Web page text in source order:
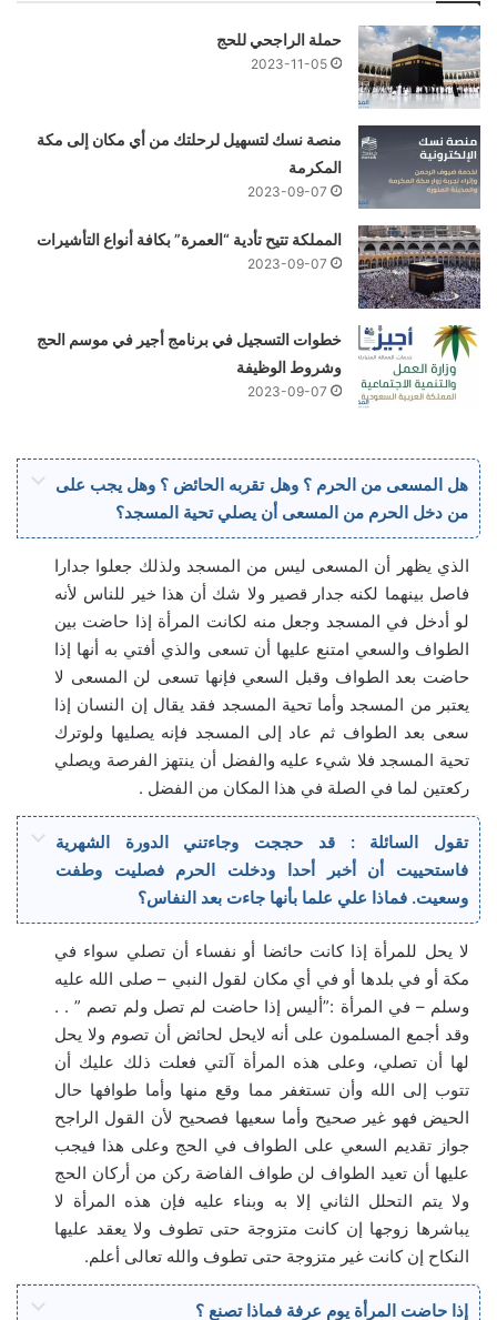
حملة الراجحي للحج
2023-11-05
منصة نسك لتسهيل لرحلتك من أي مكان إلى مكة
المكرمة
2023-09-07
المملكة تتيح تأدية “العمرة” بكافة أنواع التأشيرات
2023-09-07
خطوات التسجيل في برنامج أجير في موسم الحج
وشروط الوظيفة
2023-09-07
هل المسعى من الحرم ؟ وهل تقربه الحائض ؟ وهل يجب على
من دخل الحرم من المسعى أن يصلي تحية المسجد؟
الذي يظهر أن المسعى ليس من المسجد ولذلك جعلوا جدارا
فاصل بينهما لكنه جدار قصير ولا شك أن هذا خير للناس لأنه
لو أدخل في المسجد وجعل منه لكانت المرأة إذا حاضت بين
الطواف والسعي امتنع عليها أن تسعى والذي أفتي به أنها إذا
حاضت بعد الطواف وقبل السعي فإنها تسعى لن المسعى لا
يعتبر من المسجد وأما تحية المسجد فقد يقال إن النسان إذا
سعى بعد الطواف ثم عاد إلى المسجد فإنه يصليها ولوترك
تحية المسجد فلا شيء عليه والفضل أن ينتهز الفرصة ويصلي
ركعتين لما في الصلة في هذا المكان من الفضل .
تقول السائلة : قد حججت وجاءتني الدورة الشهرية
فاستحييت أن أخبر أحدا ودخلت الحرم فصليت وطفت
وسعيت. فماذا علي علما بأنها جاءت بعد النفاس؟
لا يحل للمرأة إذا كانت حائضا أو نفساء أن تصلي سواء في
مكة أو في بلدها أو في أي مكان لقول النبي – صلى الله عليه
وسلم – في المرأة :”أليس إذا حاضت لم تصل ولم تصم ” . .
وقد أجمع المسلمون على أنه لايحل لحائض أن تصوم ولا يحل
لها أن تصلي، وعلى هذه المرأة آلتي فعلت ذلك عليك أن
تتوب إلى الله وأن تستغفر مما وقع منها وأما طوافها حال
الحيض فهو غير صحيح وأما سعيها فصحيح لأن القول الراجح
جواز تقديم السعي على الطواف في الحج وعلى هذا فيجب
عليها أن تعيد الطواف لن طواف الفاضة ركن من أركان الحج
ولا يتم التحلل الثاني إلا به وبناء عليه فإن هذه المرأة لا
يباشرها زوجها إن كانت متزوجة حتى تطوف ولا يعقد عليها
النكاح إن كانت غير متزوجة حتى تطوف والله تعالى أعلم.
إذا حاضت المرأة يوم عرفة فماذا تصنع ؟